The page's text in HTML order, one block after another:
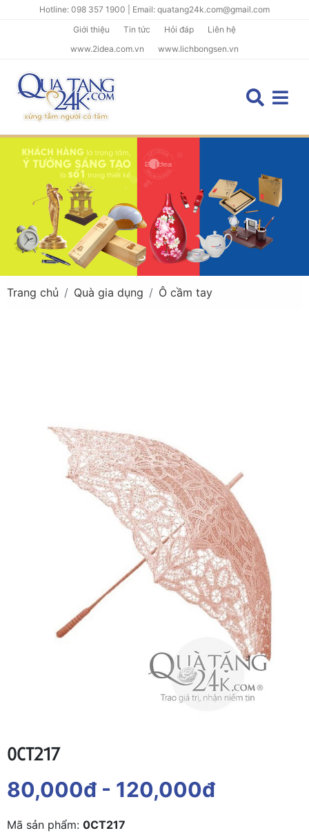
Hotline: 098 357 1900 | Email: quatang24k.com@gmail.com
Giới thiệu
Tin tức Hỏi đáp
Liên hệ
www.2idea.com.vn
www.lichbongsen.vn
Trang chủ Quà gia dụng Ô cầm tay
0CT217
80,000đ - 120,000đ
Mã sản phẩm: 0CT217